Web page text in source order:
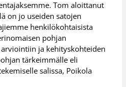
Tom aloittanut
on jo useiden satojen
henkilökohtaisista
pohjan
ja kehityskohteiden
tärkeimmälle eli
salissa, Poikola